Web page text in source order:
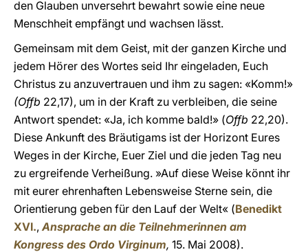
den Glauben unversehrt bewahrt sowie eine neue
Menschheit empfängt und wachsen lässt.
Gemeinsam mit dem Geist, mit der ganzen Kirche und
jedem Hörer des Wortes seid Ihr eingeladen, Euch
Christus zu anzuvertrauen und ihm zu sagen: «Komm!»
(Offb 22,17), um in der Kraft zu verbleiben, die seine
Antwort spendet: «Ja, ich komme bald!» (Offb 22,20).
Diese Ankunft des Bräutigams ist der Horizont Eures
Weges in der Kirche, Euer Ziel und die jeden Tag neu
zu ergreifende Verheißung. »Auf diese Weise könnt ihr
mit eurer ehrenhaften Lebensweise Sterne sein, die
Orientierung geben für den Lauf der Welt« (Benedikt
XVI.,Ansprache an die Teilnehmerinnen am
Kongress des Ordo Virginum, 15. Mai 2008).